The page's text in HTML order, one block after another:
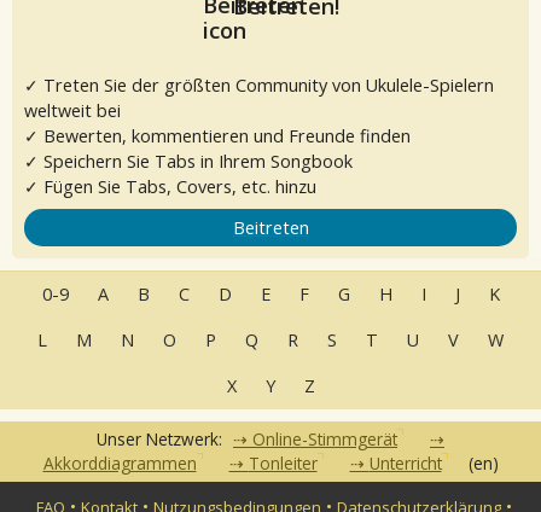
Beitreten!
✓ Treten Sie der größten Community von Ukulele-Spielern
weltweit bei
✓ Bewerten, kommentieren und Freunde finden
✓ Speichern Sie Tabs in Ihrem Songbook
✓ Fügen Sie Tabs, Covers, etc. hinzu
Beitreten
0-9 A B C D E F G H I J
K
L
M N O P Q R S T U V
W
X
Y Z
Unser Netzwerk:
Online-Stimmgerät
Akkorddiagrammen
Tonleiter Unterricht (en)
FAQ •Kontakt •Nutzungsbedingungen •Datenschutzerklärung •